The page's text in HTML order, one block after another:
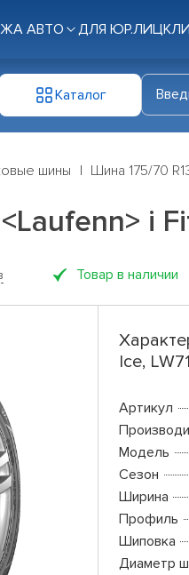
АВТО ДЛЯ ЮР.ЛИЦ
Каталог
шины Шина 175/70
i
Товар в наличии
Ice,
Артикул
Модель
Сезон
Ширина
Профиль
Шиповка
Диаметр